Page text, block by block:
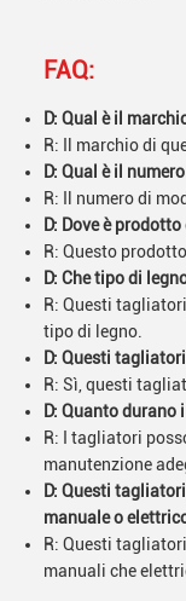
FAQ:
D: Qual è il
R: Il marchio di
D: Qual è il
R: Il numero di
D: Dove è
R: Questo
D: Che tipo di
R: Questi
tipo di legno.
D: Questi
R: Sì, questi
D: Quanto
R: I tagliatori
manutenzione
D: Questi
manuale o
R: Questi
manuali che